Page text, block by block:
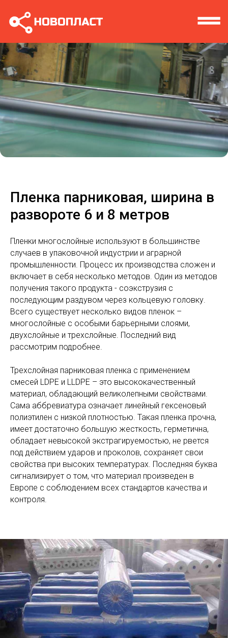
Пленка парниковая, ширина в
развороте 6 и 8 метров
Пленки многослойные используют в большинстве
случаев в упаковочной индустрии и аграрной
промышленности. Процесс их производства сложен и
включает в себя несколько методов. Один из методов
получения такого продукта - соэкструзия с
последующим раздувом через кольцевую головку.
Всего существует несколько видов пленок –
многослойные с особыми барьерными слоями,
двухслойные и трехслойные. Последний вид
рассмотрим подробнее.
Трехслойная парниковая пленка с применением
смесей LDPE и LLDPE – это высококачественный
материал, обладающий великолепными свойствами.
Сама аббревиатура означает линейный гексеновый
полиэтилен с низкой плотностью. Такая пленка прочна,
имеет достаточно большую жесткость, герметична,
обладает невысокой экстрагируемостью, не рвется
под действием ударов и проколов, сохраняет свои
свойства при высоких температурах. Последняя буква
сигнализирует о том, что материал произведен в
Европе с соблюдением всех стандартов качества и
контроля.